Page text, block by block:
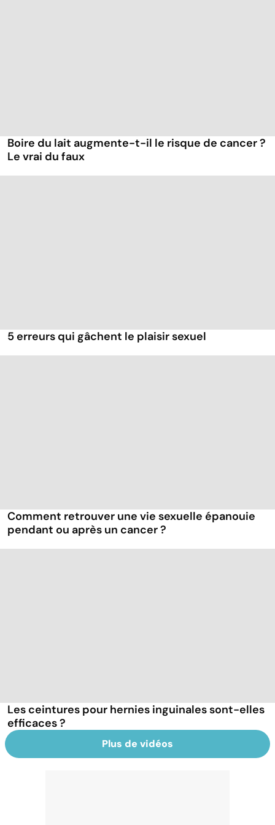
Boire du lait augmente-t-il le risque de cancer ?
Le vrai du faux
5 erreurs qui gâchent le plaisir sexuel
Comment retrouver une vie sexuelle épanouie
pendant ou après un cancer ?
Les ceintures pour hernies inguinales sont-elles
efficaces ?
Plus de vidéos